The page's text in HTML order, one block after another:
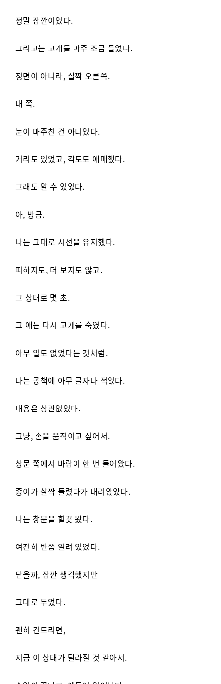
정말 잠깐이었다.
그리고는 고개를 아주 조금 들었다.
정면이 아니라, 살짝 오른쪽.
내 쪽.
눈이 마주친 건 아니었다.
거리도 있었고, 각도도 애매했다.
그래도 알 수 있었다.
아, 방금.
나는 그대로 시선을 유지했다.
피하지도, 더 보지도 않고.
그 상태로 몇 초.
그 애는 다시 고개를 숙였다.
아무 일도 없었다는 것처럼.
나는 공책에 아무 글자나 적었다.
내용은 상관없었다.
그냥, 손을 움직이고 싶어서.
창문 쪽에서 바람이 한 번 들어왔다.
종이가 살짝 들렸다가 내려앉았다.
나는 창문을 힐끗 봤다.
여전히 반쯤 열려 있었다.
닫을까, 잠깐 생각했지만
그대로 두었다.
괜히 건드리면,
지금 이 상태가 달라질 것 같아서.